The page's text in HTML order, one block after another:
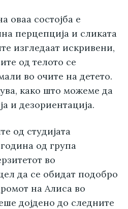
оваа состојба е
перцепција и сликата
изгледаат искривени,
од телото се
во очите на детето.
како што можеме да
и дезориентација.
од студијата
од група
во
да се обидат подобро
на Алиса во
дојдено до следните